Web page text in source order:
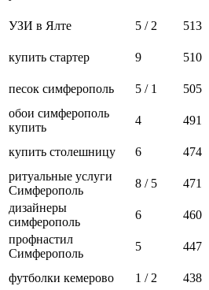
УЗИ в Ялте 5 / 2 513
купить стартер 9 510
песок симферополь 5 / 1 505
обои симферополь
купить
4 491
купить столешницу 6 474
ритуальные услуги
Симферополь
8 / 5 471
дизайнеры
симферополь
6 460
профнастил
Симферополь
5 447
футболки кемерово 1 / 2 438